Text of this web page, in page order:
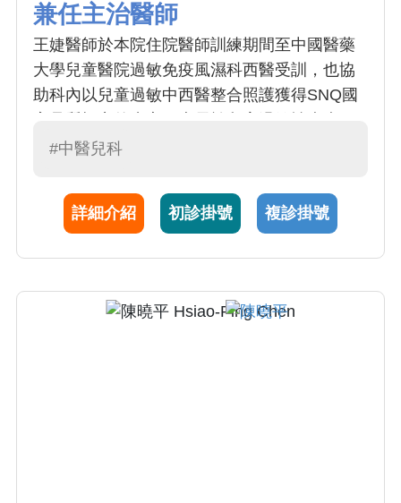
兼任主治醫師
王婕醫師於本院住院醫師訓練期間至中國醫藥
大學兒童醫院過敏免疫風濕科西醫受訓，也協
助科內以兒童過敏中西醫整合照護獲得SNQ國
兒童皮膚疾患、兒童生長發育與性早熟、以及
咪，針對孩童成長過程中的常見不適與生長發
育，能結合現代醫學與傳統中醫智慧，為您的
#中醫兒科
詳細介紹 初診掛號 複診掛號